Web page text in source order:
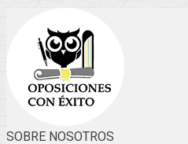
SOBRE NOSOTROS